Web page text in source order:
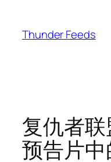
Thunder Feeds
复仇者
预告片